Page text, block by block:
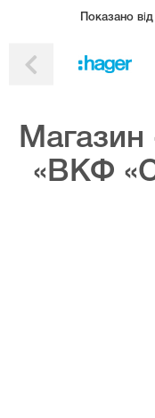
Показано
«ВКФ